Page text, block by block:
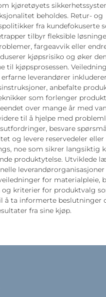
kjøretøyets
beholdes. Retur- og
fra kundefokuserte
tilbyr fleksible
fargeavvik eller
kjøpsrisiko og øker
til kjøpsprosessen.
leverandører
anbefalte
som forlenger
over mange år med
til å hjelpe med
besvare
og levere reservedeler
noe som sikrer langsiktig
produktytelse. Utviklede
for materialpleie,
og kriterier for produktvalg
å ta informerte beslutninger
fra sine kjøp.